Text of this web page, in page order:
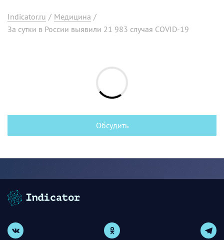
Indicator.ru / Медицина /
За сутки в России выявили 21 983 случая COVID-19
Обсудить